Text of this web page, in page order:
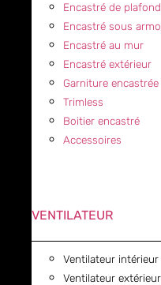
Encastré de plafond
Encastré sous
Encastré au mur
Encastré extérieur
Garniture encastrée
Trimless
Boitier encastré
Accessoires
VENTILATEUR
Ventilateur intérieur
Ventilateur extérieur